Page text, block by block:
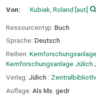
Von: Kubiak, Roland [aut]
Ressourcentyp: Buch
Sprache: Deutsch
Reihen:
Kernforschungsanlage Jülich
Verlag: Jülich :
Auflage: Als Ms. gedr